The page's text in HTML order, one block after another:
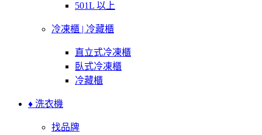
501L 以上
冷凍櫃 | 冷藏櫃
直立式冷凍櫃
臥式冷凍櫃
冷藏櫃
♦ 洗衣機
找品牌